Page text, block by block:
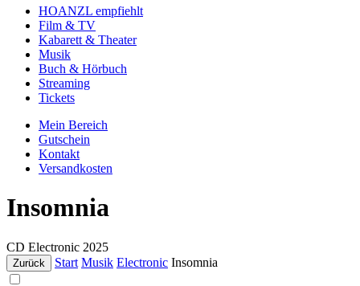
HOANZL empfiehlt
Film & TV
Kabarett & Theater
Musik
Buch & Hörbuch
Streaming
Tickets
Mein Bereich
Gutschein
Kontakt
Versandkosten
Insomnia
CD Electronic 2025
Zurück Start Musik Electronic Insomnia